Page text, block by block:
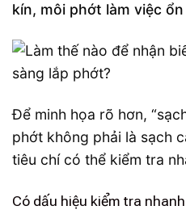
kín, môi phớt làm việc
Để minh họa rõ hơn,
phớt không phải là sạch
tiêu chí có thể kiểm tra
Có dấu hiệu kiểm tra